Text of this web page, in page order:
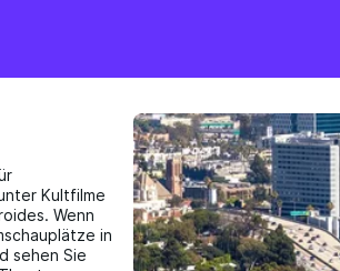
Kultfilme
Wenn
in
sehen Sie